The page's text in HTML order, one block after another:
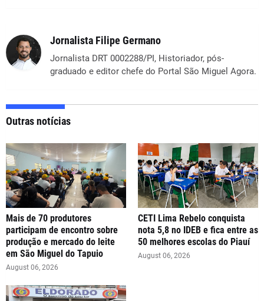
Jornalista Filipe Germano
Jornalista DRT 0002288/PI, Historiador, pós-
graduado e editor chefe do Portal São Miguel Agora.
Outras notícias
Mais de 70 produtores
participam de encontro sobre
produção e mercado do leite
em São Miguel do Tapuio
August 06, 2026
CETI Lima Rebelo conquista
nota 5,8 no IDEB e fica entre as
50 melhores escolas do Piauí
August 06, 2026